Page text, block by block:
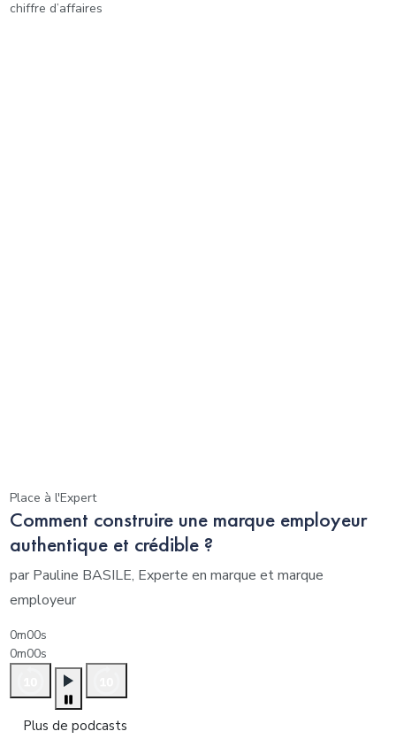
chiffre d’affaires
Place à l'Expert
Comment construire une marque employeur
authentique et crédible ?
par Pauline BASILE, Experte en marque et marque
employeur
0m00s
0m00s
Plus de podcasts